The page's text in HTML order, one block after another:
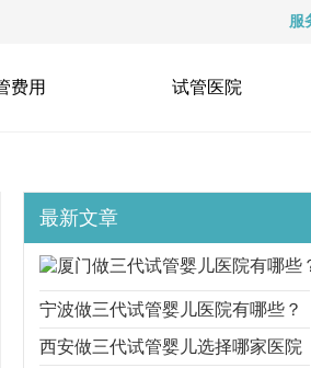
服
费用 试管医院
最新文章
宁波做三代试管婴儿医院有哪些？
选择医院时要多看什么？
西安做三代试管婴儿选择哪家医院